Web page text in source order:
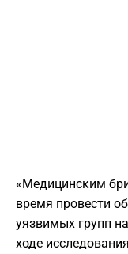
«Медицинским
время провести
уязвимых групп
ходе